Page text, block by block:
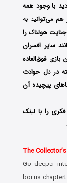
با وجود همه
هم می‌توانید به
هولناک را
سایر افسران
فوق‌العاده
در دل حوادث
پیچیده آن
را با لینک
The
Go deeper
bonus chapter!